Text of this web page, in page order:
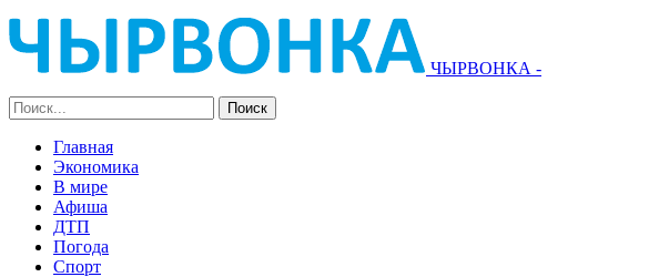
ЧЫРВОНКА -
Главная
Экономика
В мире
Афиша
ДТП
Погода
Спорт